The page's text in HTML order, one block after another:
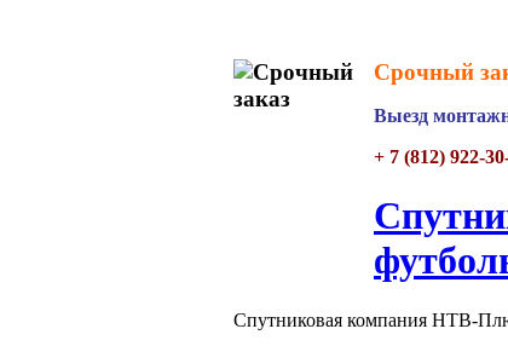
Срочный
Выезд
+ 7 (812) 922-
Спутниковая компания НТВ-